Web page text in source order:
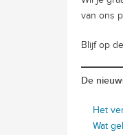
van ons
Blijf op
De
Het
Wat